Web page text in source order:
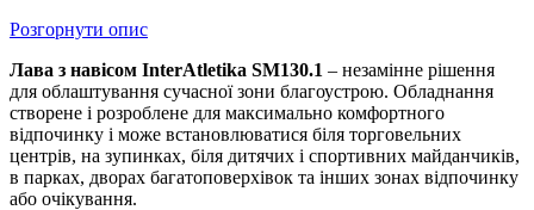
Розгорнути опис
Лава з навісом InterAtletika SM130.1 – незамінне рішення
для облаштування сучасної зони благоустрою. Обладнання
створене і розроблене для максимально комфортного
відпочинку і може встановлюватися біля торговельних
центрів, на зупинках, біля дитячих і спортивних майданчиків,
в парках, дворах багатоповерхівок та інших зонах відпочинку
або очікування.